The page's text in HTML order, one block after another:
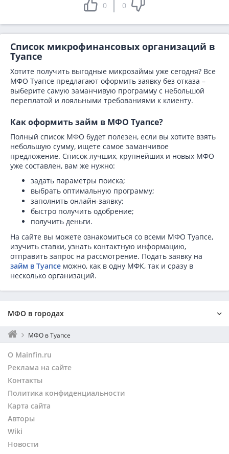
0 0
Список микрофинансовых организаций в
Туапсе
Хотите получить выгодные микрозаймы уже сегодня? Все
МФО Туапсе предлагают оформить заявку без отказа –
выберите самую заманчивую программу с небольшой
переплатой и лояльными требованиями к клиенту.
Как оформить займ в МФО Туапсе?
Полный список МФО будет полезен, если вы хотите взять
небольшую сумму, ищете самое заманчивое
предложение. Список лучших, крупнейших и новых МФО
уже составлен, вам же нужно:
задать параметры поиска;
выбрать оптимальную программу;
заполнить онлайн-заявку;
быстро получить одобрение;
получить деньги.
На сайте вы можете ознакомиться со всеми МФО Туапсе,
изучить ставки, узнать контактную информацию,
отправить запрос на рассмотрение. Подать заявку на
займ в Туапсе можно, как в одну МФК, так и сразу в
несколько организаций.
МФО в городах
Москва
Санкт-Петербург
Екатеринбург
Нижний Новгород
Новосибирск
Уфа
Казань
Самара
Красноярск
Омск
МФО в Туапсе
О Mainfin.ru
Реклама на сайте
Контакты
Политика конфиденциальности
Карта сайта
Авторы
Wiki
Новости